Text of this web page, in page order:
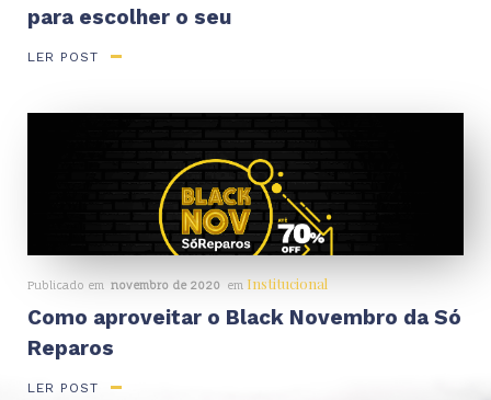
para escolher o seu
LER POST
Publicado em novembro de 2020 em Institucional
Como aproveitar o Black Novembro da Só
Reparos
LER POST